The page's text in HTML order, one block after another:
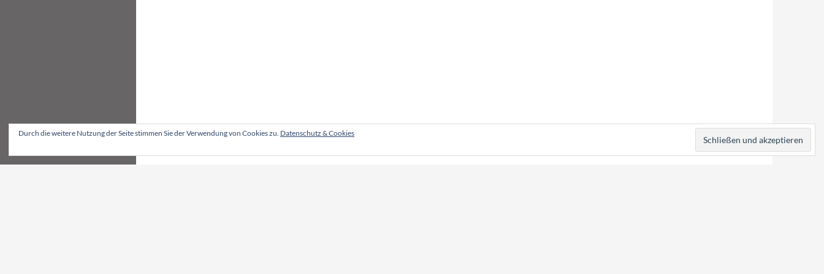
Durch die weitere Nutzung der Seite stimmen Sie der Verwendung von Cookies zu. Datenschutz & Cookies